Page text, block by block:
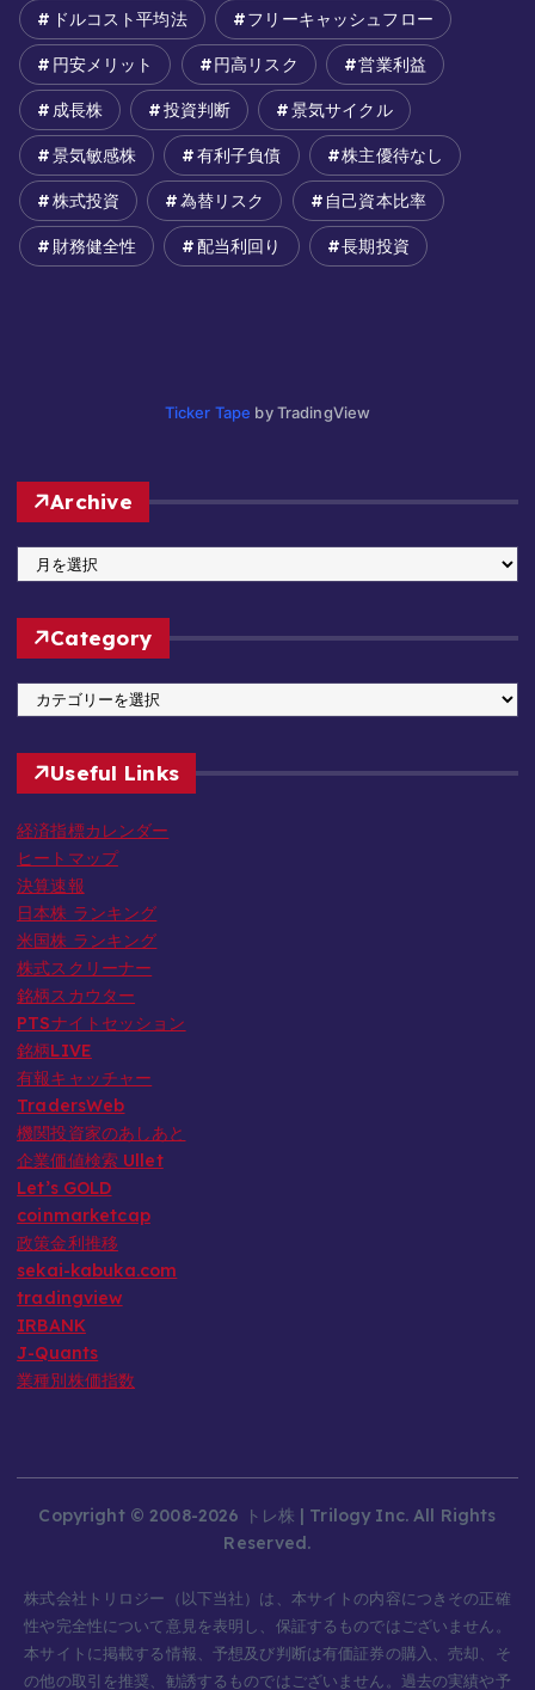
ドルコスト平均法 フリーキャッシュフロー
円安メリット 円高リスク 営業利益
成長株 投資判断 景気サイクル
景気敏感株 有利子負債 株主優待なし
株式投資 為替リスク 自己資本比率
財務健全性 配当利回り 長期投資
Ticker Tape by TradingView
Archive
r
c
e
Category
a
t
o
r
y
Useful Links
経済指標カレンダー
ヒートマップ
決算速報
日本株 ランキング
米国株 ランキング
株式スクリーナー
銘柄スカウター
PTSナイトセッション
銘柄LIVE
有報キャッチャー
TradersWeb
機関投資家のあしあと
企業価値検索 Ullet
Let’s GOLD
coinmarketcap
政策金利推移
sekai-kabuka.com
tradingview
IRBANK
J-Quants
業種別株価指数
Copyright © 2008-2026 トレ株 | Trilogy Inc. All Rights
Reserved.
株式会社トリロジー（以下当社）は、本サイトの内容につきその正確
性や完全性について意見を表明し、保証するものではございません。
本サイトに掲載する情報、予想及び判断は有価証券の購入、売却、そ
の他の取引を推奨、勧誘するものではございません。過去の実績や予